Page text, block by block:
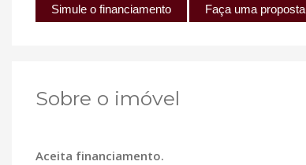
Simule o financiamento Faça uma proposta
Sobre o imóvel
Aceita financiamento.